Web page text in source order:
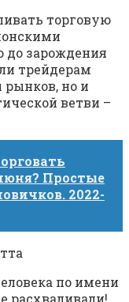
торговую
до зарождения
трейдерам
рынков, но и
ветви –
Простые
2022-
по имени